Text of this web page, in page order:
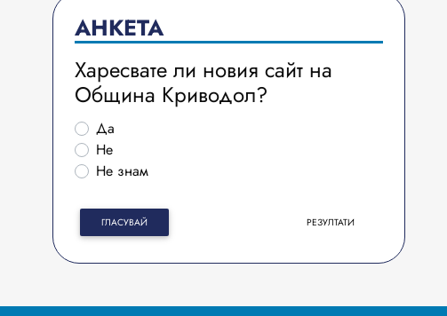
АНКЕТА
Харесвате ли новия сайт на
Община Криводол?
Да
Не
Не знам
ГЛАСУВАЙ РЕЗУЛТАТИ